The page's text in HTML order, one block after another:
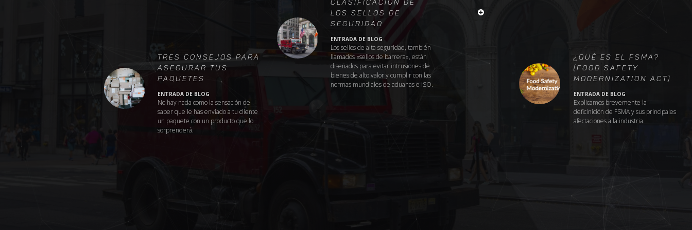
Violación que ofrecen una solución
económica y muy fiable, para proteger sus
bienes del robo hormiga, adulteración o
sustitución.
Tres Consejos Para
Asegurar Tus
Paquetes
ENTRADA DE BLOG
No hay nada como la sensación de
saber que le has enviado a tu cliente
un paquete con un producto que lo
sorprenderá.
Clasificación de
los sellos de
seguridad
ENTRADA DE BLOG
Los sellos de alta seguridad, también
llamados «sellos de barrera», están
diseñados para evitar intrusiones de
bienes de alto valor y cumplir con las
normas mundiales de aduanas e ISO.
¿Qué es el FSMA?
(Food Safety
Modernization Act)
ENTRADA DE BLOG
Explicamos brevemente la
deficinición de FSMA y sus principales
afectaciones a la industria.